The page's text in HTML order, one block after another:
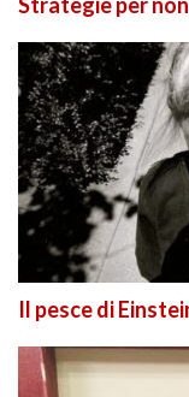
Il pesce di